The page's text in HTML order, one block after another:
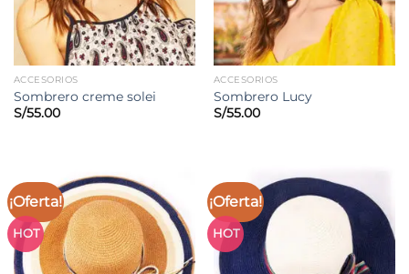
ACCESORIOS
Sombrero creme solei
S/55.00
ACCESORIOS
Sombrero Lucy
S/55.00
¡Oferta!
HOT
¡Oferta!
HOT